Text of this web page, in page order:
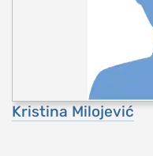
Kristina Milojević